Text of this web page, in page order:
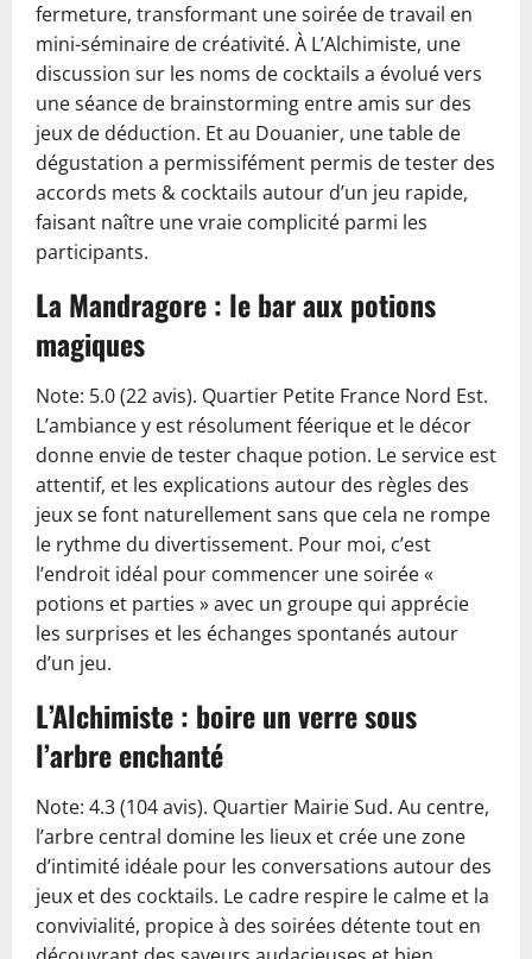
fermeture, transformant une soirée de travail en
mini-séminaire de créativité. À L’Alchimiste, une
discussion sur les noms de cocktails a évolué vers
une séance de brainstorming entre amis sur des
jeux de déduction. Et au Douanier, une table de
dégustation a permissifément permis de tester des
accords mets & cocktails autour d’un jeu rapide,
faisant naître une vraie complicité parmi les
participants.
La Mandragore : le bar aux potions
magiques
Note: 5.0 (22 avis). Quartier Petite France Nord Est.
L’ambiance y est résolument féerique et le décor
donne envie de tester chaque potion. Le service est
attentif, et les explications autour des règles des
jeux se font naturellement sans que cela ne rompe
le rythme du divertissement. Pour moi, c’est
l’endroit idéal pour commencer une soirée «
potions et parties » avec un groupe qui apprécie
les surprises et les échanges spontanés autour
d’un jeu.
L’Alchimiste : boire un verre sous
l’arbre enchanté
Note: 4.3 (104 avis). Quartier Mairie Sud. Au centre,
l’arbre central domine les lieux et crée une zone
d’intimité idéale pour les conversations autour des
jeux et des cocktails. Le cadre respire le calme et la
convivialité, propice à des soirées détente tout en